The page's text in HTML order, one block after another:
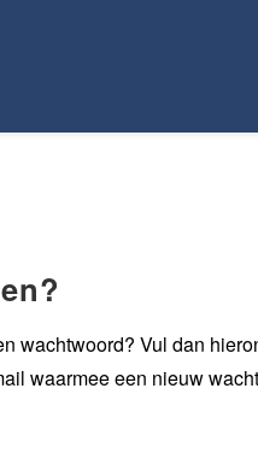
wachtwoord? Vul dan
waarmee een nieuw